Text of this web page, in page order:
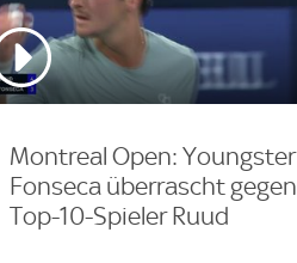
Montreal Open: Youngster
Fonseca überrascht gegen
Top-10-Spieler Ruud